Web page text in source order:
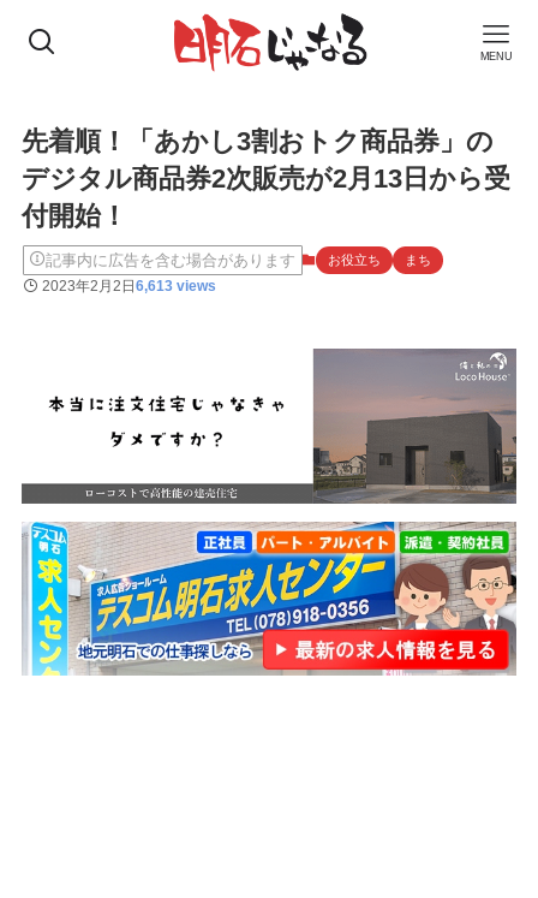
MENU
先着順！「あかし3割おトク商品券」の
デジタル商品券2次販売が2月13日から受
付開始！
記事内に広告を含む場合があります お役立ち まち
2023年2月2日6,613 views